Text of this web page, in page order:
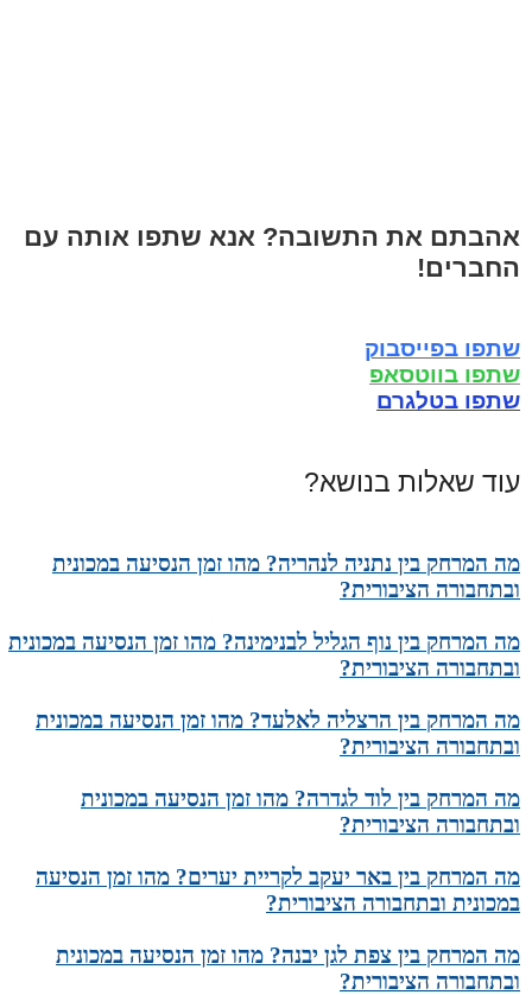
אהבתם את התשובה? אנא שתפו אותה עם
החברים!
שתפו בפייסבוק
שתפו בווטסאפ
שתפו בטלגרם
עוד שאלות בנושא?
מה המרחק בין נתניה לנהריה? מהו זמן הנסיעה במכונית
ובתחבורה הציבורית?
מה המרחק בין נוף הגליל לבנימינה? מהו זמן הנסיעה במכונית
ובתחבורה הציבורית?
מה המרחק בין הרצליה לאלעד? מהו זמן הנסיעה במכונית
ובתחבורה הציבורית?
מה המרחק בין לוד לגדרה? מהו זמן הנסיעה במכונית
ובתחבורה הציבורית?
מה המרחק בין באר יעקב לקריית יערים? מהו זמן הנסיעה
במכונית ובתחבורה הציבורית?
מה המרחק בין צפת לגן יבנה? מהו זמן הנסיעה במכונית
ובתחבורה הציבורית?